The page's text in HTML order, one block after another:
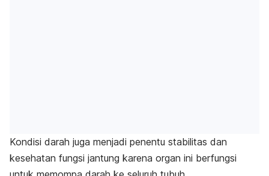
Kondisi darah juga menjadi penentu stabilitas dan
kesehatan fungsi jantung karena organ ini berfungsi